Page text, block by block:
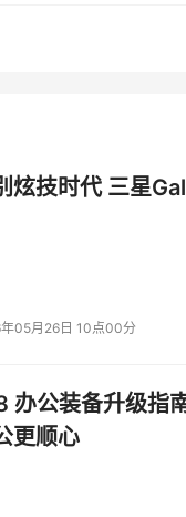
天便将两家公司整
购，对Sanera系统
导地位，并加速其实
花费了8500万
IP解决方案及网络互
存储网络。这些解决
网，和IP城域网/广
炫技时代 三星
05月26日 10点00分
办公装备升级指
更顺心